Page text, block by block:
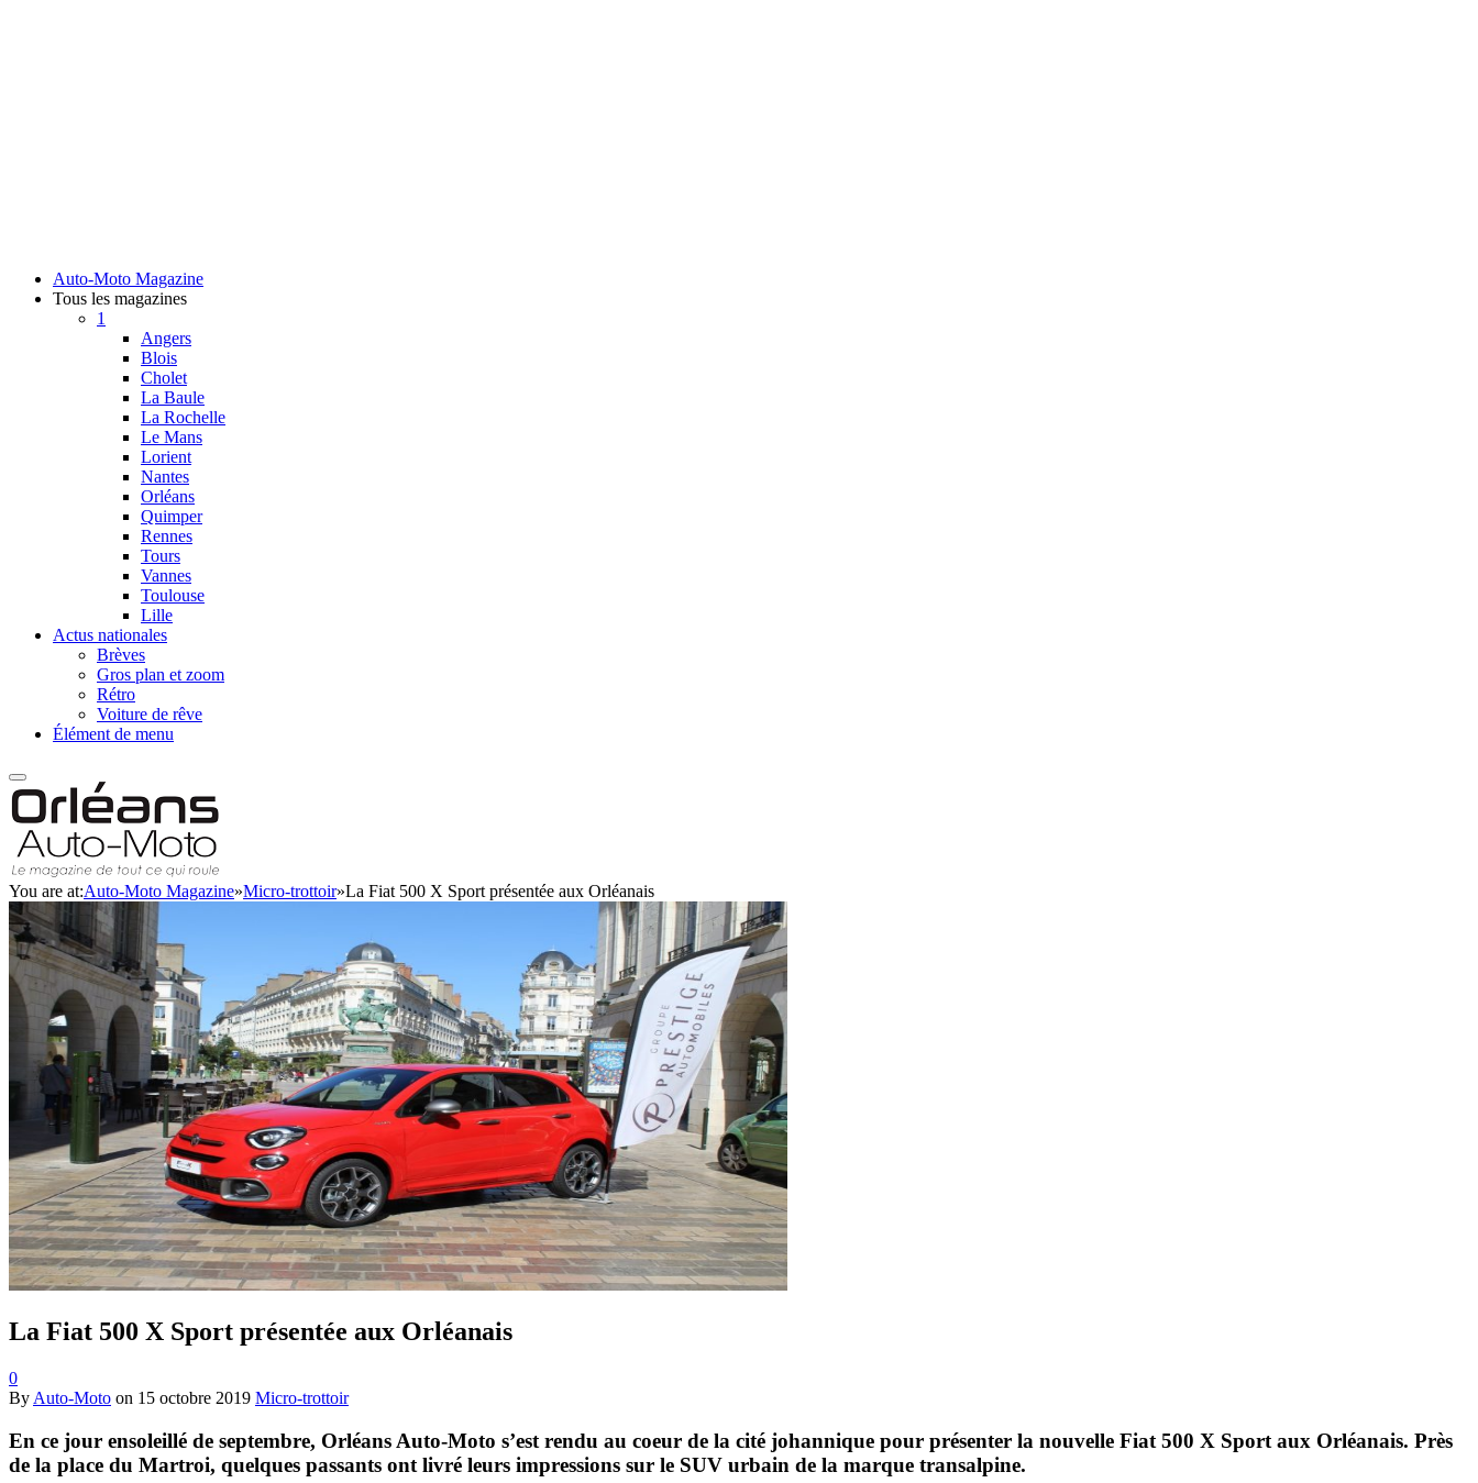
Auto-Moto Magazine
Tous les magazines
1
Angers
Blois
Cholet
La Baule
La Rochelle
Le Mans
Lorient
Nantes
Orléans
Quimper
Rennes
Tours
Vannes
Toulouse
Lille
Actus nationales
Brèves
Gros plan et zoom
Rétro
Voiture de rêve
Élément de menu
You are at:Auto-Moto Magazine»Micro-trottoir»La Fiat 500 X Sport présentée aux Orléanais
La Fiat 500 X Sport présentée aux Orléanais
0
By Auto-Moto on 15 octobre 2019 Micro-trottoir
En ce jour ensoleillé de septembre, Orléans Auto-Moto s’est rendu au coeur de la cité johannique pour présenter la nouvelle Fiat 500 X Sport aux Orléanais. Près
de la place du Martroi, quelques passants ont livré leurs impressions sur le SUV urbain de la marque transalpine.